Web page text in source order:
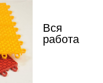
Вся
работа